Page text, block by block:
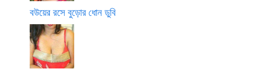
বউয়ের রসে বুড়োর ধোন ডুবি